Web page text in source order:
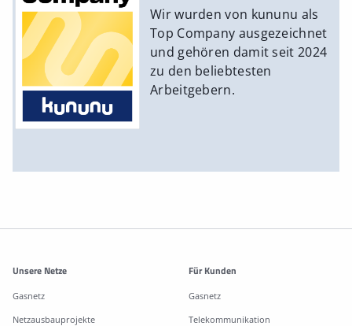
Wir wurden von kununu als
Top Company ausgezeichnet
und gehören damit seit 2024
zu den beliebtesten
Arbeitgebern.
Weitere Informationen
Unsere Netze
Gasnetz
Netzausbauprojekte
Für Kunden
Gasnetz
Telekommunikation